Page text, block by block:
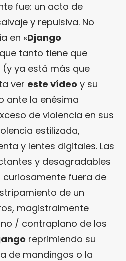
fue: un acto de
y repulsiva. No
en «Django
que tanto tiene que
(y ya está más que
ver este vídeo y su
ante la enésima
de violencia en sus
estilizada,
y lentes digitales. Las
y desagradables
curiosamente fuera de
de un
magistralmente
/ contraplano de los
reprimiendo su
de mandingos o la